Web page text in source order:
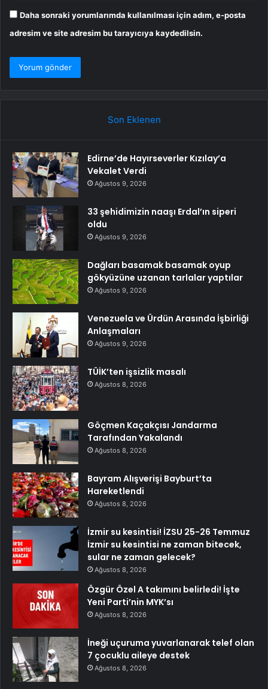
Daha sonraki yorumlarımda kullanılması için adım, e-posta
adresim ve site adresim bu tarayıcıya kaydedilsin.
Son Eklenen
Edirne’de Hayırseverler Kızılay’a
Vekalet Verdi
Ağustos 9, 2026
33 şehidimizin naaşı Erdal’ın siperi
oldu
Ağustos 9, 2026
Dağları basamak basamak oyup
gökyüzüne uzanan tarlalar yaptılar
Ağustos 9, 2026
Venezuela ve Ürdün Arasında İşbirliği
Anlaşmaları
Ağustos 9, 2026
TÜİK’ten işsizlik masalı
Ağustos 8, 2026
Göçmen Kaçakçısı Jandarma
Tarafından Yakalandı
Ağustos 8, 2026
Bayram Alışverişi Bayburt’ta
Hareketlendi
Ağustos 8, 2026
İzmir su kesintisi! İZSU 25-26 Temmuz
İzmir su kesintisi ne zaman bitecek,
sular ne zaman gelecek?
Ağustos 8, 2026
Özgür Özel A takımını belirledi! İşte
Yeni Parti’nin MYK’sı
Ağustos 8, 2026
İneği uçuruma yuvarlanarak telef olan
7 çocuklu aileye destek
Ağustos 8, 2026